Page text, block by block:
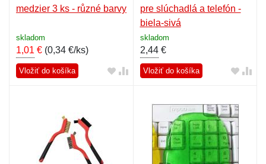
medzier 3 ks - různé barvy
skladom
1,01 € (0,34 €/ks)
Vložiť do košíka
pre slúchadlá a telefón -
biela-sivá
skladom
2,44€
Vložiť do košíka